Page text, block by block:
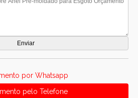
por Whatsapp
pelo Telefone